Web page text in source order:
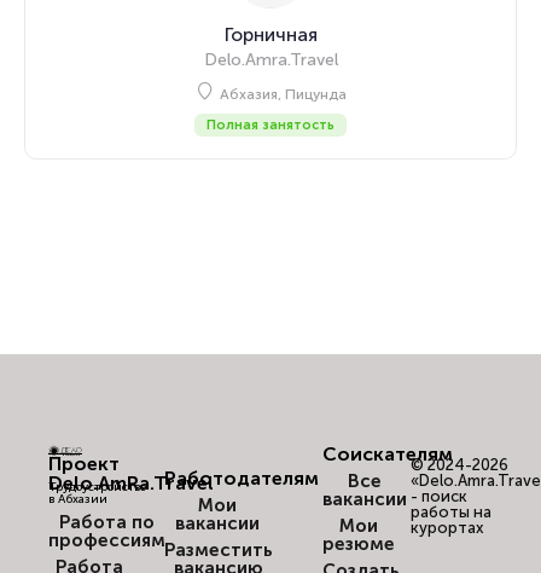
Горничная
Delo.Amra.Travel
Абхазия, Пицунда
Полная занятость
Проект
Delo.AmRa.Travel
Трудоустройство
в Абхазии
Работа по
профессиям
Работа
Работодателям
Мои
вакансии
Разместить
вакансию
Соискателям
Все
вакансии
Мои
резюме
© 2024-2026
- поиск
работы на
курортах